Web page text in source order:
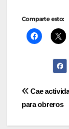
Comparte esto:
de
Cae
para obreros